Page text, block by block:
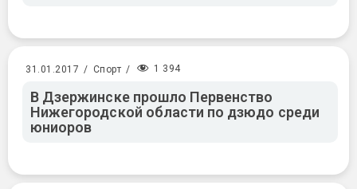
31.01.2017 / Спорт / 1 394
В Дзержинске прошло Первенство
Нижегородской области по дзюдо среди
юниоров